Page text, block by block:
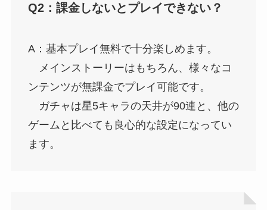
Q2：課金しないとプレイできない？
A：基本プレイ無料で十分楽しめます。
メインストーリーはもちろん、様々なコ
ンテンツが無課金でプレイ可能です。
ガチャは星5キャラの天井が90連と、他の
ゲームと比べても良心的な設定になってい
ます。